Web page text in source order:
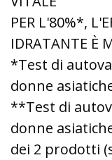
PER L'80%*,
IDRATANTE È
*Test di
donne
**Test di
donne
dei 2 prodotti